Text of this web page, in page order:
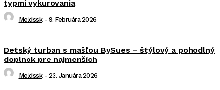
typmi vykurovania
Meldssk - 9. Februára 2026
Detský turban s mašľou BySues – štýlový a pohodlný
doplnok pre najmenších
Meldssk - 23. Januára 2026